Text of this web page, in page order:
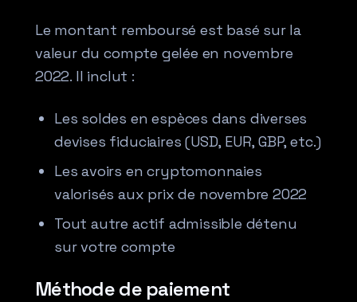
Le montant remboursé est basé sur la
valeur du compte gelée en novembre
2022. Il inclut :
Les soldes en espèces dans diverses
devises fiduciaires (USD, EUR, GBP, etc.)
Les avoirs en cryptomonnaies
valorisés aux prix de novembre 2022
Tout autre actif admissible détenu
sur votre compte
Méthode de paiement